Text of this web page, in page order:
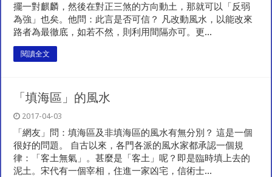
擺一對麒麟，然後在對正三煞的方向動土，那就可以「反弱
為強」也矣。他問：此言是否可信？ 凡改動風水，以能改來
路者為最徹底，如若不然，則利用間隔亦可。更...
閱讀全文
「填海區」的風水
2017-04-03
「網友」問：填海區及非填海區的風水有無分別？ 這是一個
很好的問題。 自古以來，各門各派的風水家都承認一個規
律：「客土無氣」。甚麼是「客土」呢？即是臨時填上去的
泥土。宋代有一個宰相，住進一家凶宅，信術士...